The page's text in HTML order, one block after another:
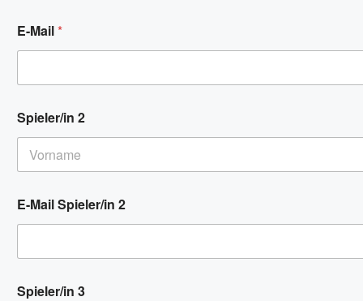
l
e
r
i
Vorname
E-Mail*
Spieler/in 2
Vorname
E-Mail Spieler/in 2
Spieler/in 3